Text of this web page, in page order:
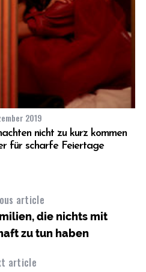
2019
nicht zu kurz kommen
für scharfe Feiertage
article
die nichts mit
zu tun haben
article